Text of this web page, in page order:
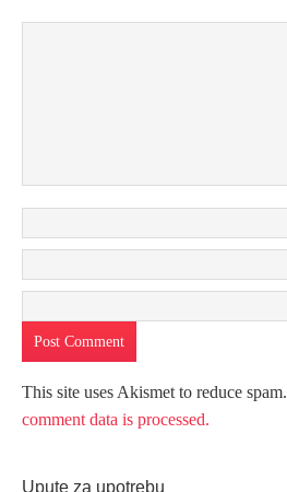
This site uses Akismet to reduce spam.
comment data is processed.
Upute za upotrebu